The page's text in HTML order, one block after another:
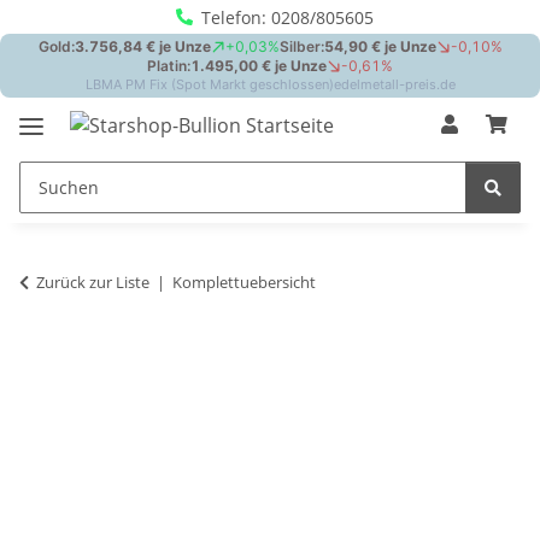
Telefon: 0208/805605
Zurück zur Liste Komplettuebersicht